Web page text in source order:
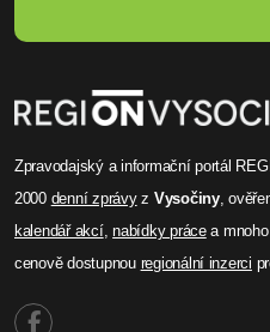
Zpravodajský a informační portál
2000 denní zprávyz Vysočiny,
kalendář akcí,nabídky prácea
cenově dostupnou regionální inzerci